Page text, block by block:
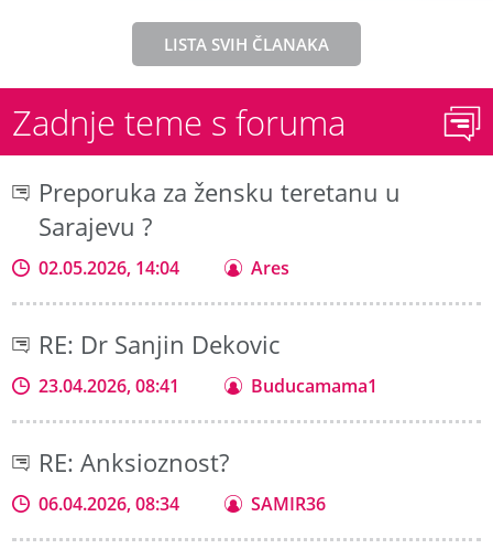
LISTA SVIH ČLANAKA
Zadnje teme s foruma
Preporuka za žensku teretanu u
Sarajevu ?
02.05.2026, 14:04 Ares
RE: Dr Sanjin Dekovic
23.04.2026, 08:41 Buducamama1
RE: Anksioznost?
06.04.2026, 08:34 SAMIR36